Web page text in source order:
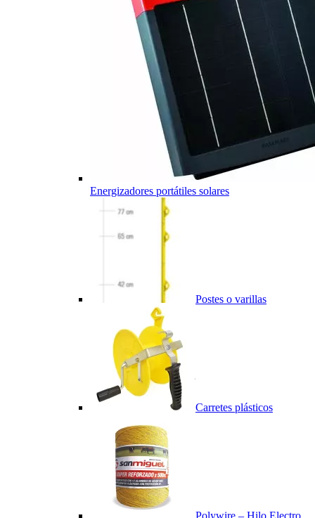
Energizadores portátiles solares
Postes o varillas
Carretes plásticos
Polywire – Hilo Electro